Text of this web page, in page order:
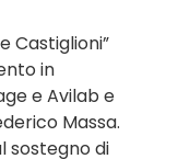
Castiglioni”
in
e Avilab e
Massa.
sostegno di